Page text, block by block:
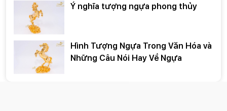
Ý nghĩa tượng ngựa phong thủy
Hình Tượng Ngựa Trong Văn Hóa và
Những Câu Nói Hay Về Ngựa